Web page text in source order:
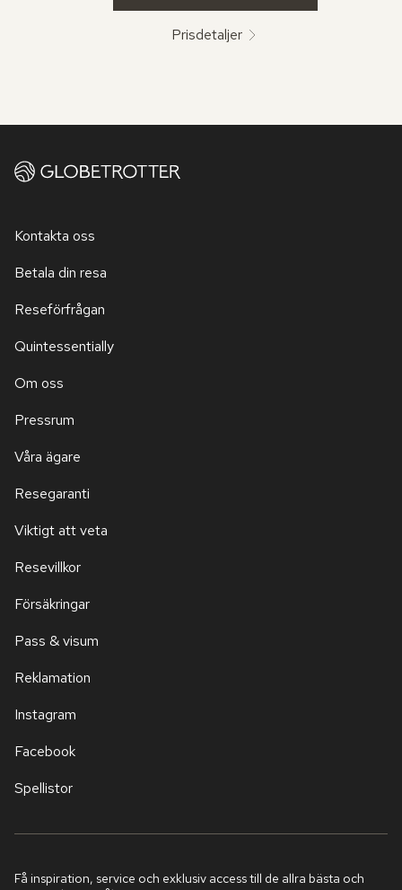
Prisdetaljer
Kontakta oss
Betala din resa
Reseförfrågan
Quintessentially
Om oss
Pressrum
Våra ägare
Resegaranti
Viktigt att veta
Resevillkor
Försäkringar
Pass & visum
Reklamation
Instagram
Facebook
Spellistor
Få inspiration, service och exklusiv access till de allra bästa och